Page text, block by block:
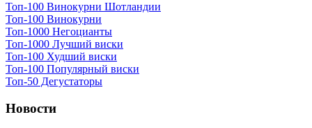
Топ-100 Винокурни Шотландии
Топ-100 Винокурни
Топ-1000 Негоцианты
Топ-1000 Лучший виски
Топ-100 Худший виски
Топ-100 Популярный виски
Топ-50 Дегустаторы
Новости